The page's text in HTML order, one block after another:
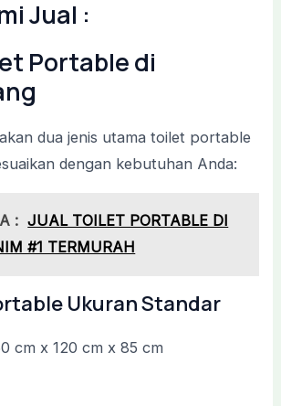
Jual :
Portable di
dua jenis utama toilet portable
dengan kebutuhan Anda:
: JUAL TOILET PORTABLE DI
#1 TERMURAH
UkuranStandar
cm x 120 cm x 85 cm